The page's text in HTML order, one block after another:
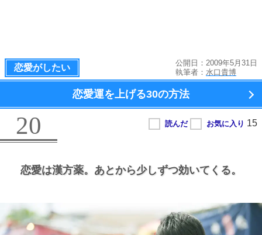
恋愛がしたい
公開日：2009年5月31日
執筆者： 水口貴博
恋愛運を上げる30の方法
20
恋愛は漢方薬。 あとから少しずつ効いてくる。